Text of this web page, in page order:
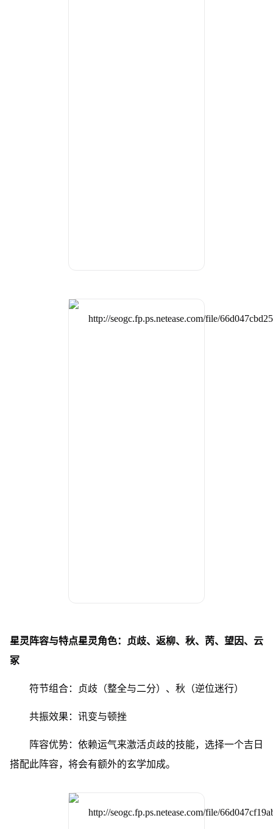
星灵阵容与特点星灵角色：贞歧、返柳、秋、苪、望因、云
冢
符节组合：贞歧（整全与二分）、秋（逆位迷行）
共振效果：讯变与顿挫
阵容优势：依赖运气来激活贞歧的技能，选择一个吉日
搭配此阵容，将会有额外的玄学加成。